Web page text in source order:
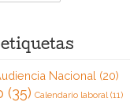
Nacional (20)
(35) Calendario laboral(11)